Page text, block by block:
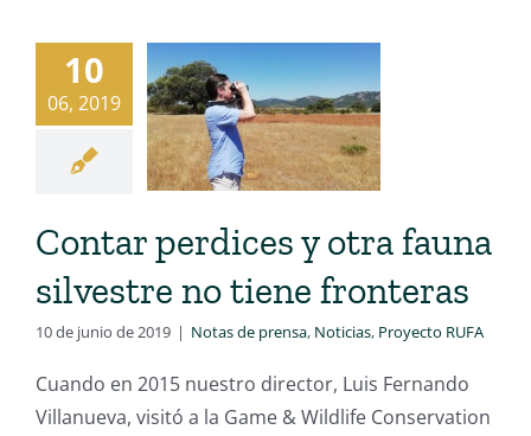
10
06, 2019
Contar perdices y otra fauna
silvestre no tiene fronteras
10 de junio de 2019 | Notas de prensa, Noticias, Proyecto RUFA
Cuando en 2015 nuestro director, Luis Fernando
Villanueva, visitó a la Game & Wildlife Conservation